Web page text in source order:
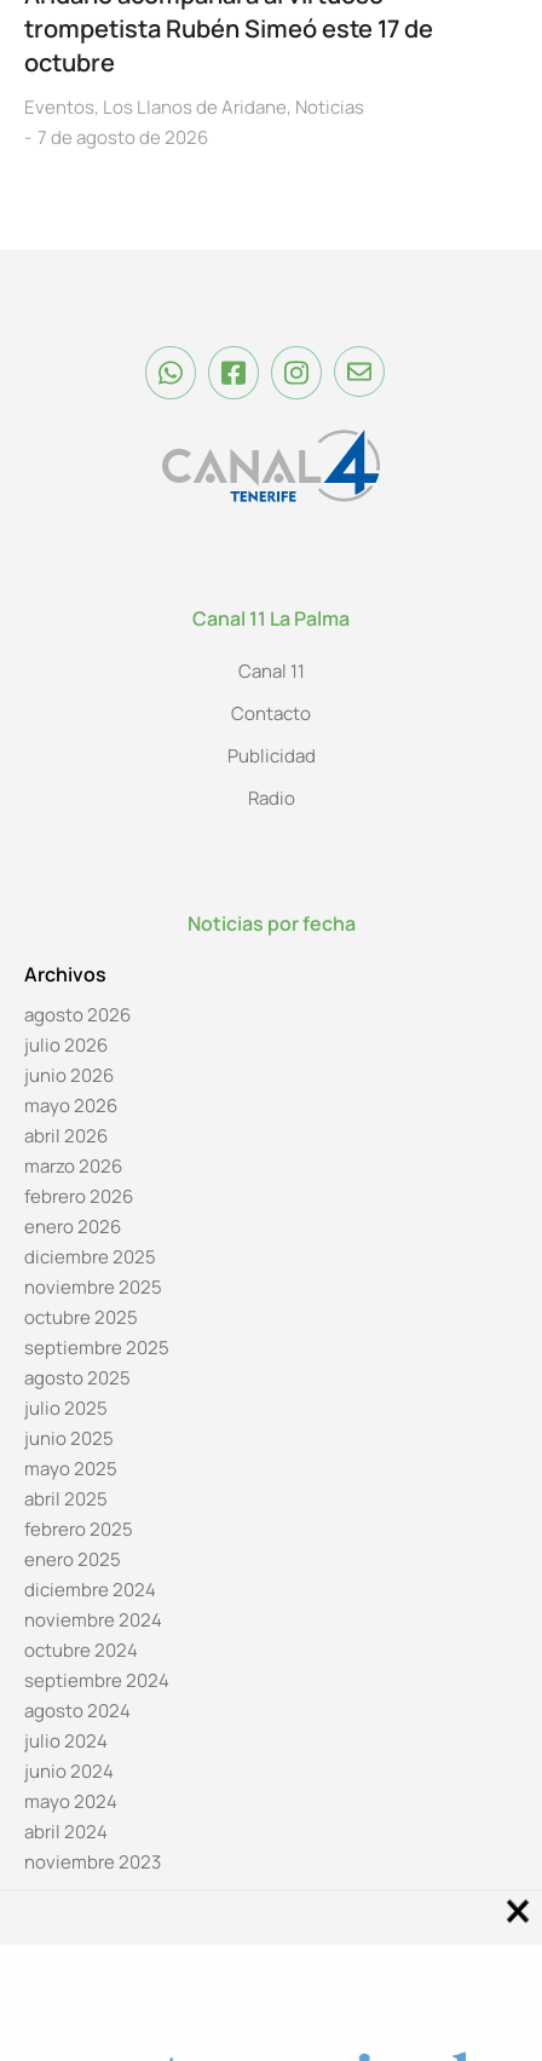
trompetista Rubén Simeó este 17 de
octubre
Eventos, Los Llanos de Aridane, Noticias
7 de agosto de 2026
Canal 11 La Palma
Canal 11
Contacto
Publicidad
Radio
Noticias por fecha
Archivos
agosto 2026
julio 2026
junio 2026
mayo 2026
abril 2026
marzo 2026
febrero 2026
enero 2026
diciembre 2025
noviembre 2025
octubre 2025
septiembre 2025
agosto 2025
julio 2025
junio 2025
mayo 2025
abril 2025
febrero 2025
enero 2025
diciembre 2024
noviembre 2024
octubre 2024
septiembre 2024
agosto 2024
julio 2024
junio 2024
mayo 2024
abril 2024
noviembre 2023